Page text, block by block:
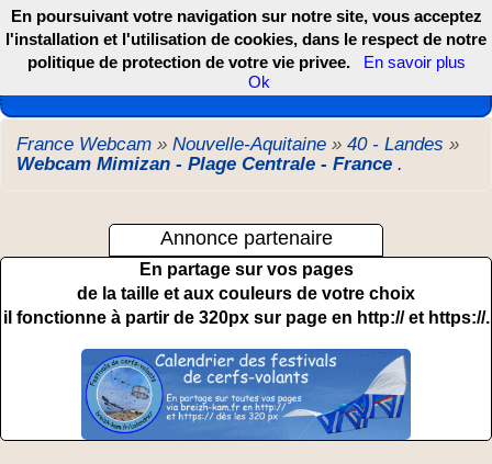
Les webcams de France, DOM TOM et COM
France Webcam » Nouvelle-Aquitaine » 40 - Landes »
Webcam Mimizan - Plage Centrale - France .
Annonce partenaire
En partage sur vos pages
de la taille et aux couleurs de votre choix
il fonctionne à partir de 320px sur page en http:// et https://.
En poursuivant votre navigation sur notre site, vous acceptez
l'installation et l'utilisation de cookies, dans le respect de notre
politique de protection de votre vie privee.
En savoir plus
Ok